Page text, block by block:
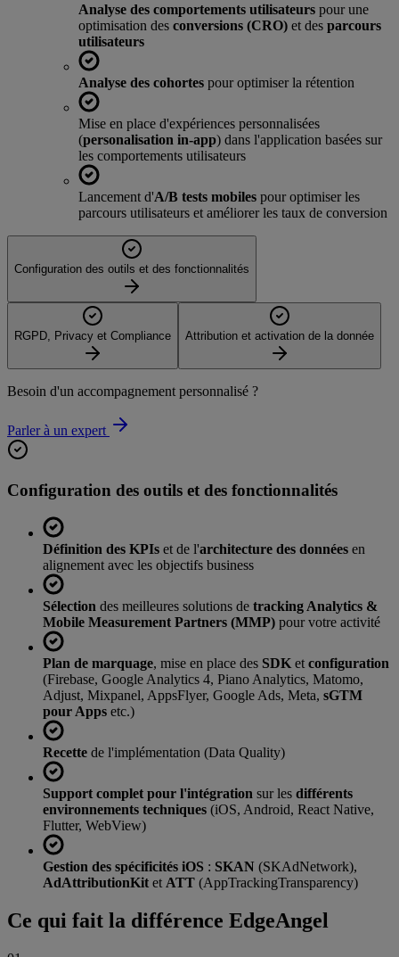
Analyse des comportements utilisateurs pour une
optimisation des conversions (CRO) et des parcours
utilisateurs
Analyse des cohortes pour optimiser la rétention
Mise en place d'expériences personnalisées
(personalisation in-app) dans l'application basées sur
les comportements utilisateurs
Lancement d'A/B tests mobiles pour optimiser les
parcours utilisateurs et améliorer les taux de conversion
Configuration des outils et des fonctionnalités
RGPD, Privacy et Compliance Attribution et activation de la donnée
Besoin d'un accompagnement personnalisé ?
Parler à un expert
Configuration des outils et des fonctionnalités
Définition des KPIs et de l'architecture des données en
alignement avec les objectifs business
Sélection des meilleures solutions de tracking Analytics &
Mobile Measurement Partners (MMP) pour votre activité
Plan de marquage, mise en place des SDK et configuration
(Firebase, Google Analytics 4, Piano Analytics, Matomo,
Adjust, Mixpanel, AppsFlyer, Google Ads, Meta, sGTM
pour Apps etc.)
Recette de l'implémentation (Data Quality)
Support complet pour l'intégration sur les différents
environnements techniques (iOS, Android, React Native,
Flutter, WebView)
Gestion des spécificités iOS : SKAN (SKAdNetwork),
AdAttributionKit et ATT (AppTrackingTransparency)
Ce qui fait la différence EdgeAngel